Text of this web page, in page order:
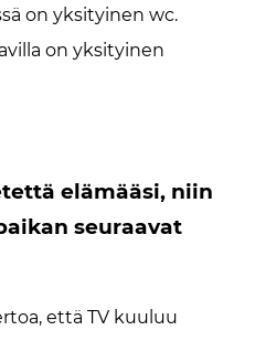
on yksityinen wc.
on yksityinen
elämääsi, niin
seuraavat
että TV kuuluu